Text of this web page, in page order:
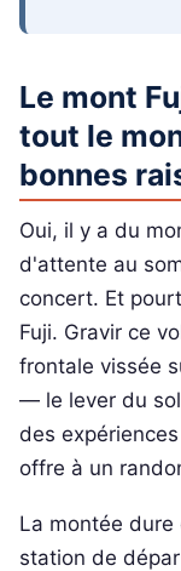
Le mont
tout le
bonnes
Oui, il y a du
d'attente au
concert. Et
Fuji. Gravir ce
frontale vissée
— le lever du
des
offre à un
La montée
station de